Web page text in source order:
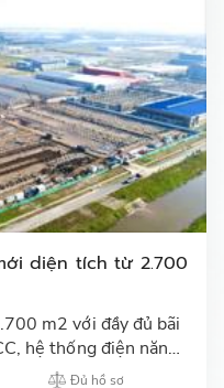
diện tích từ 2.700
m2 với đầy đủ bãi
hệ thống điện năng
bảo vệ...…Đủ hồ sơ